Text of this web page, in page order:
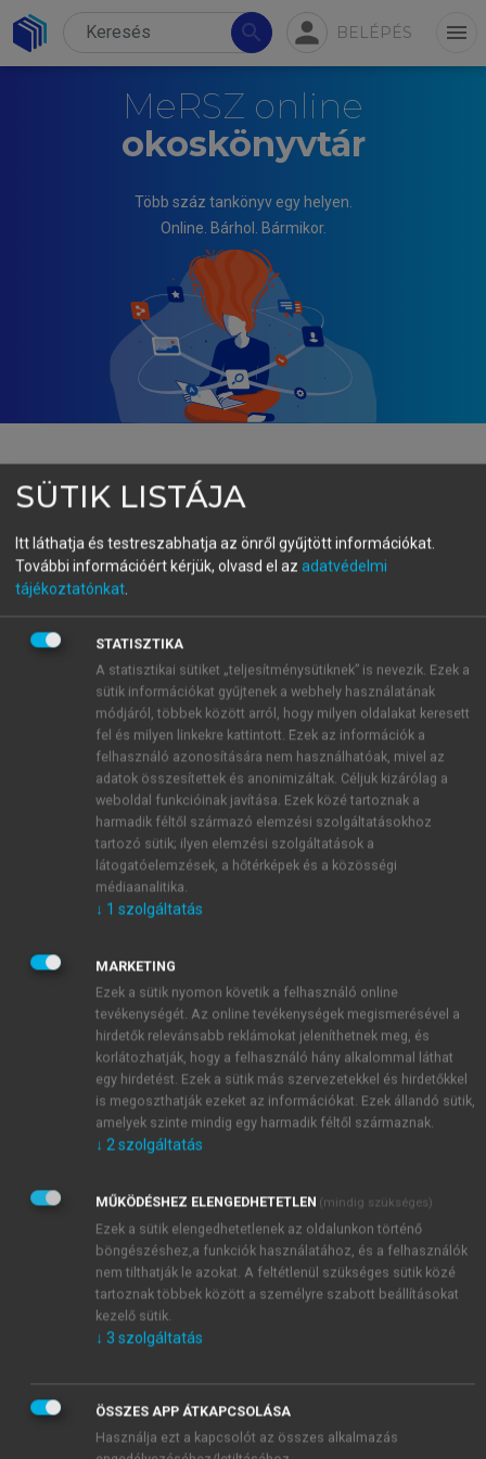
search person BELÉPÉS menu
MeRSZ online
okoskönyvtár
Több száz tankönyv egy helyen.
Online. Bárhol. Bármikor.
FOGARASI KATALIN, ITTZÉS DÁNIEL, MÁNY DÁNIEL
(SZERK.)
Tudásmegosztás,
információkezelés,
alkalmazhatóság I.
Nyelvhasználat
OLVASÁS
Irodalom
Adereti, C. S., Olaogun, A. A. 2019. Use of
Electronic and Paper-based Standardized Nursing
Care Plans to Improve Nurses’ Documentation
Quality in a Nigerian Teaching Hospital.
International Journal of Nursing Knowledge
No. 4. 219–227.https://doi.org/10.1111/2047-30
SÜTIK LISTÁJA
Itt láthatja és testreszabhatja az önről gyűjtött információkat.
További információért kérjük, olvasd el az adatvédelmi
tájékoztatónkat.
STATISZTIKA
A statisztikai sütiket „teljesítménysütiknek” is nevezik. Ezek a
sütik információkat gyűjtenek a webhely használatának
módjáról, többek között arról, hogy milyen oldalakat keresett
fel és milyen linkekre kattintott. Ezek az információk a
felhasználó azonosítására nem használhatóak, mivel az
adatok összesítettek és anonimizáltak. Céljuk kizárólag a
weboldal funkcióinak javítása. Ezek közé tartoznak a
harmadik féltől származó elemzési szolgáltatásokhoz
tartozó sütik; ilyen elemzési szolgáltatások a
látogatóelemzések, a hőtérképek és a közösségi
médiaanalitika.
↓ 1 szolgáltatás
MARKETING
Ezek a sütik nyomon követik a felhasználó online
tevékenységét. Az online tevékenységek megismerésével a
hirdetők relevánsabb reklámokat jeleníthetnek meg, és
korlátozhatják, hogy a felhasználó hány alkalommal láthat
egy hirdetést. Ezek a sütik más szervezetekkel és hirdetőkkel
is megoszthatják ezeket az információkat. Ezek állandó sütik,
amelyek szinte mindig egy harmadik féltől származnak.
↓ 2szolgáltatás
MŰKÖDÉSHEZ ELENGEDHETETLEN (mindig szükséges)
Ezek a sütik elengedhetetlenek az oldalunkon történő
böngészéshez,a funkciók használatához, és a felhasználók
nem tilthatják le azokat. A feltétlenül szükséges sütik közé
tartoznak többek között a személyre szabott beállításokat
kezelő sütik.
↓ 3 szolgáltatás
ÖSSZES APP ÁTKAPCSOLÁSA
Használja ezt a kapcsolót az összes alkalmazás